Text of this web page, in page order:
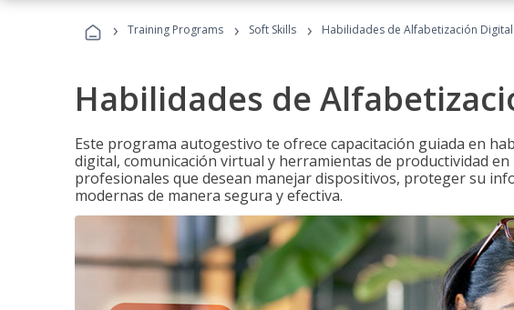
› Training Programs › Soft Skills › Habilidades de Alfabetización Digital
Habilidades de
Este programa autogestivo te ofrece capacitación guiada en
digital, comunicación virtual y herramientas de productividad
profesionales que desean manejar dispositivos, proteger su
modernas de manera segura y efectiva.